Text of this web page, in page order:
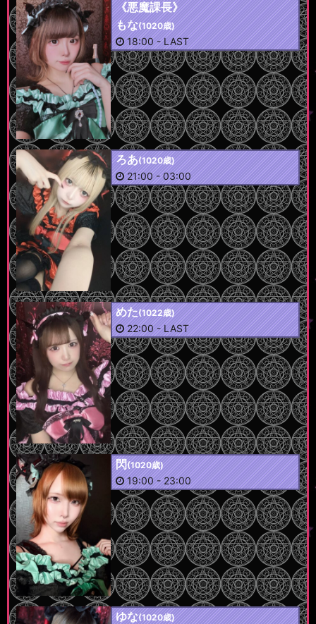
《悪魔課長》
もな(1020歳)
18:00-LAST
ろあ(1020歳)
21:00-03:00
めた(1022歳)
22:00-LAST
閃(1020歳)
19:00-23:00
ゆな(1020歳)